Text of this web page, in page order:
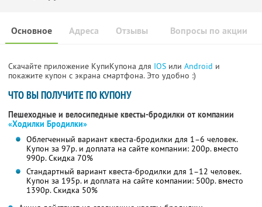
Основное Отзывы Вопросы по акции
Адреса
Скачайте приложение КупиКупона для IOS или Android и
покажите купон с экрана смартфона. Это удобно :)
ЧТО ВЫ ПОЛУЧИТЕ ПО КУПОНУ
Пешеходные и велосипедные квесты-бродилки от компании
«Ходилки Бродилки»
Облегченный вариант квеста-бродилки для 1–6 человек.
Купон за 97р. и доплата на сайте компании: 200р. вместо
990р.Скидка 70%
Стандартный вариант квеста-бродилки для 1–12 человек.
Купон за 195р. и доплата на сайте компании: 500р. вместо
1390р.Скидка 50%